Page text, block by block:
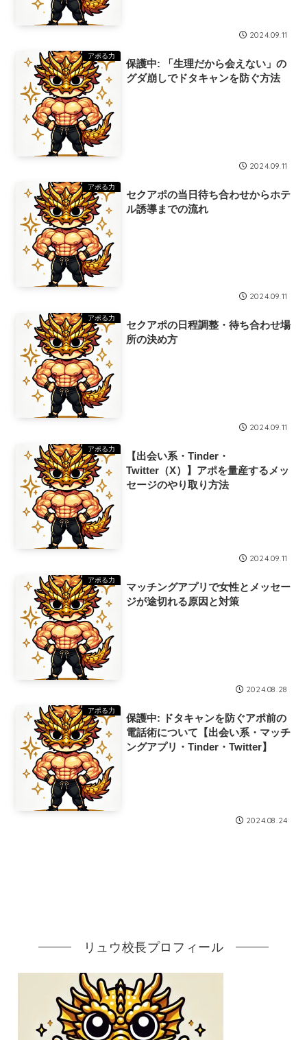
2024.09.11
アポる力
保護中: 「生理だから会えない」の
グダ崩しでドタキャンを防ぐ方法
2024.09.11
アポる力
セクアポの当日待ち合わせからホテ
ル誘導までの流れ
2024.09.11
アポる力
セクアポの日程調整・待ち合わせ場
所の決め方
2024.09.11
アポる力
【出会い系・Tinder・
Twitter（X）】アポを量産するメッ
セージのやり取り方法
2024.09.11
アポる力
マッチングアプリで女性とメッセー
ジが途切れる原因と対策
2024.08.28
アポる力
保護中: ドタキャンを防ぐアポ前の
電話術について【出会い系・マッチ
ングアプリ・Tinder・Twitter】
2024.08.24
リュウ校長プロフィール